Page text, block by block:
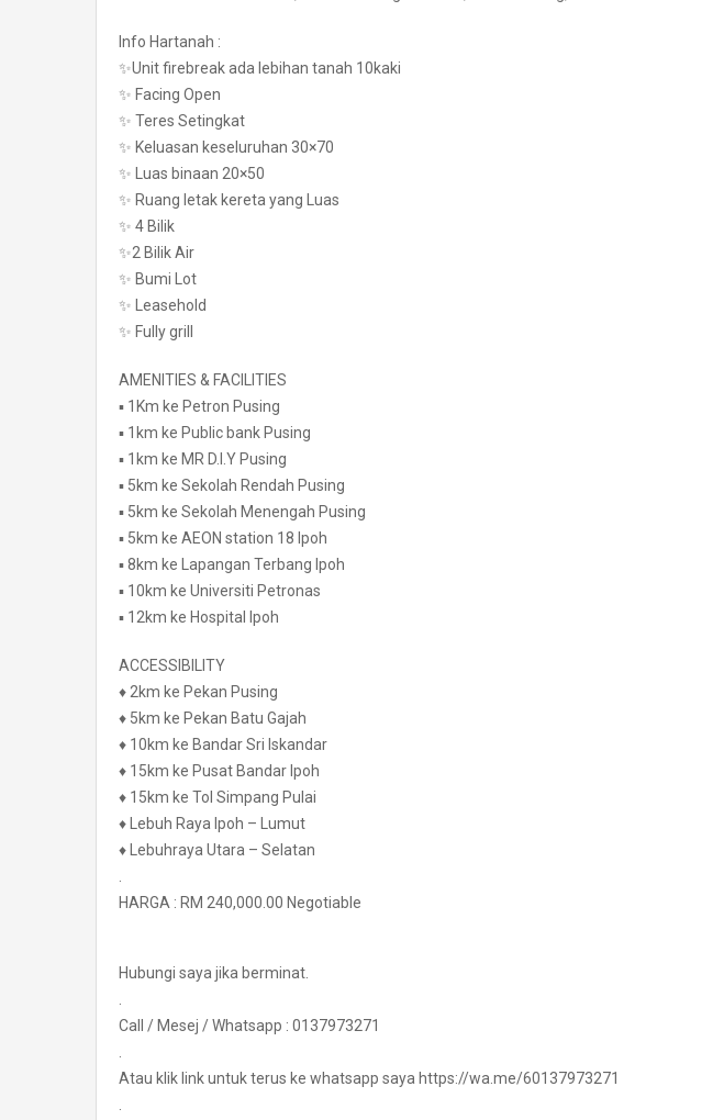
Info Hartanah :
✨Unit firebreak ada lebihan tanah 10kaki
✨ Facing Open
✨ Teres Setingkat
✨ Keluasan keseluruhan 30×70
✨ Luas binaan 20×50
✨ Ruang letak kereta yang Luas
✨ 4 Bilik
✨2 Bilik Air
✨ Bumi Lot
✨ Leasehold
✨ Fully grill
AMENITIES & FACILITIES
▪️ 1Km ke Petron Pusing
▪️ 1km ke Public bank Pusing
▪️ 1km ke MR D.I.Y Pusing
▪️ 5km ke Sekolah Rendah Pusing
▪️ 5km ke Sekolah Menengah Pusing
▪️ 5km ke AEON station 18 Ipoh
▪️ 8km ke Lapangan Terbang Ipoh
▪️ 10km ke Universiti Petronas
▪️ 12km ke Hospital Ipoh
ACCESSIBILITY
♦️ 2km ke Pekan Pusing
♦️ 5km ke Pekan Batu Gajah
♦️ 10km ke Bandar Sri Iskandar
♦️ 15km ke Pusat Bandar Ipoh
♦️ 15km ke Tol Simpang Pulai
♦️ Lebuh Raya Ipoh – Lumut
♦️ Lebuhraya Utara – Selatan
.
HARGA : RM 240,000.00 Negotiable
Hubungi saya jika berminat.
.
Call / Mesej / Whatsapp : 0137973271
.
Atau klik link untuk terus ke whatsapp saya https://wa.me/60137973271
.